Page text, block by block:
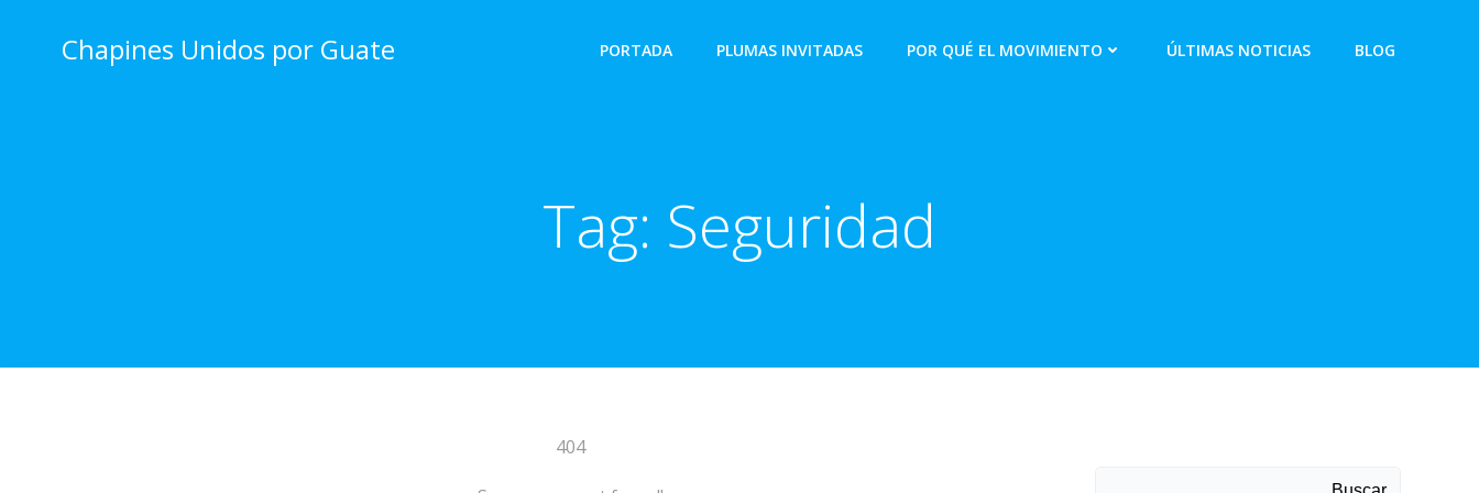
Chapines Unidos por Guate PORTADA PLUMAS INVITADAS POR QUÉ EL MOVIMIENTO ÚLTIMAS NOTICIAS BLOG
Tag: Seguridad
404